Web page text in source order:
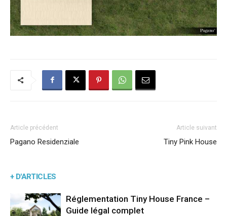
Article précédent
Pagano Residenziale
Article suivant
Tiny Pink House
+ D'ARTICLES
Réglementation Tiny House France –
Guide légal complet